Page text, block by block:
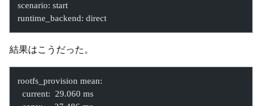
scenario: start
runtime_backend: direct
結果はこうだった。
rootfs_provision mean:
  current:  29.060 ms